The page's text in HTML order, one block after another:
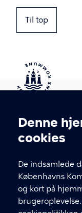
Denne
cookies
De indsamlede
Københavns
og kort på
Til top
Kontakt
T
fFind andre
CVR-nummer
GENVEJE